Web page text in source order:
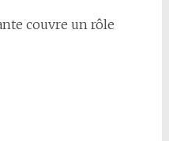
couvre un rôle